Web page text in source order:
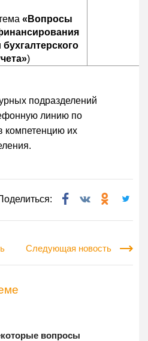
«Вопросы
бухгалтерского
)
подразделений
линию по
компетенцию их
Следующая новость
вопросы